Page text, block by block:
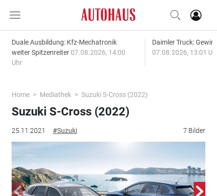
Duale Ausbildung: Kfz-Mechatronik
weiter Spitzenreiter 07.08.2026, 14:00
Uhr
Daimler Truck:
07.08.2026, 13:01
Home Mediathek Suzuki S-Cross (2022)
25.11.2021 #Suzuki 7 Bilder
Suzuki S-Cross (2022)